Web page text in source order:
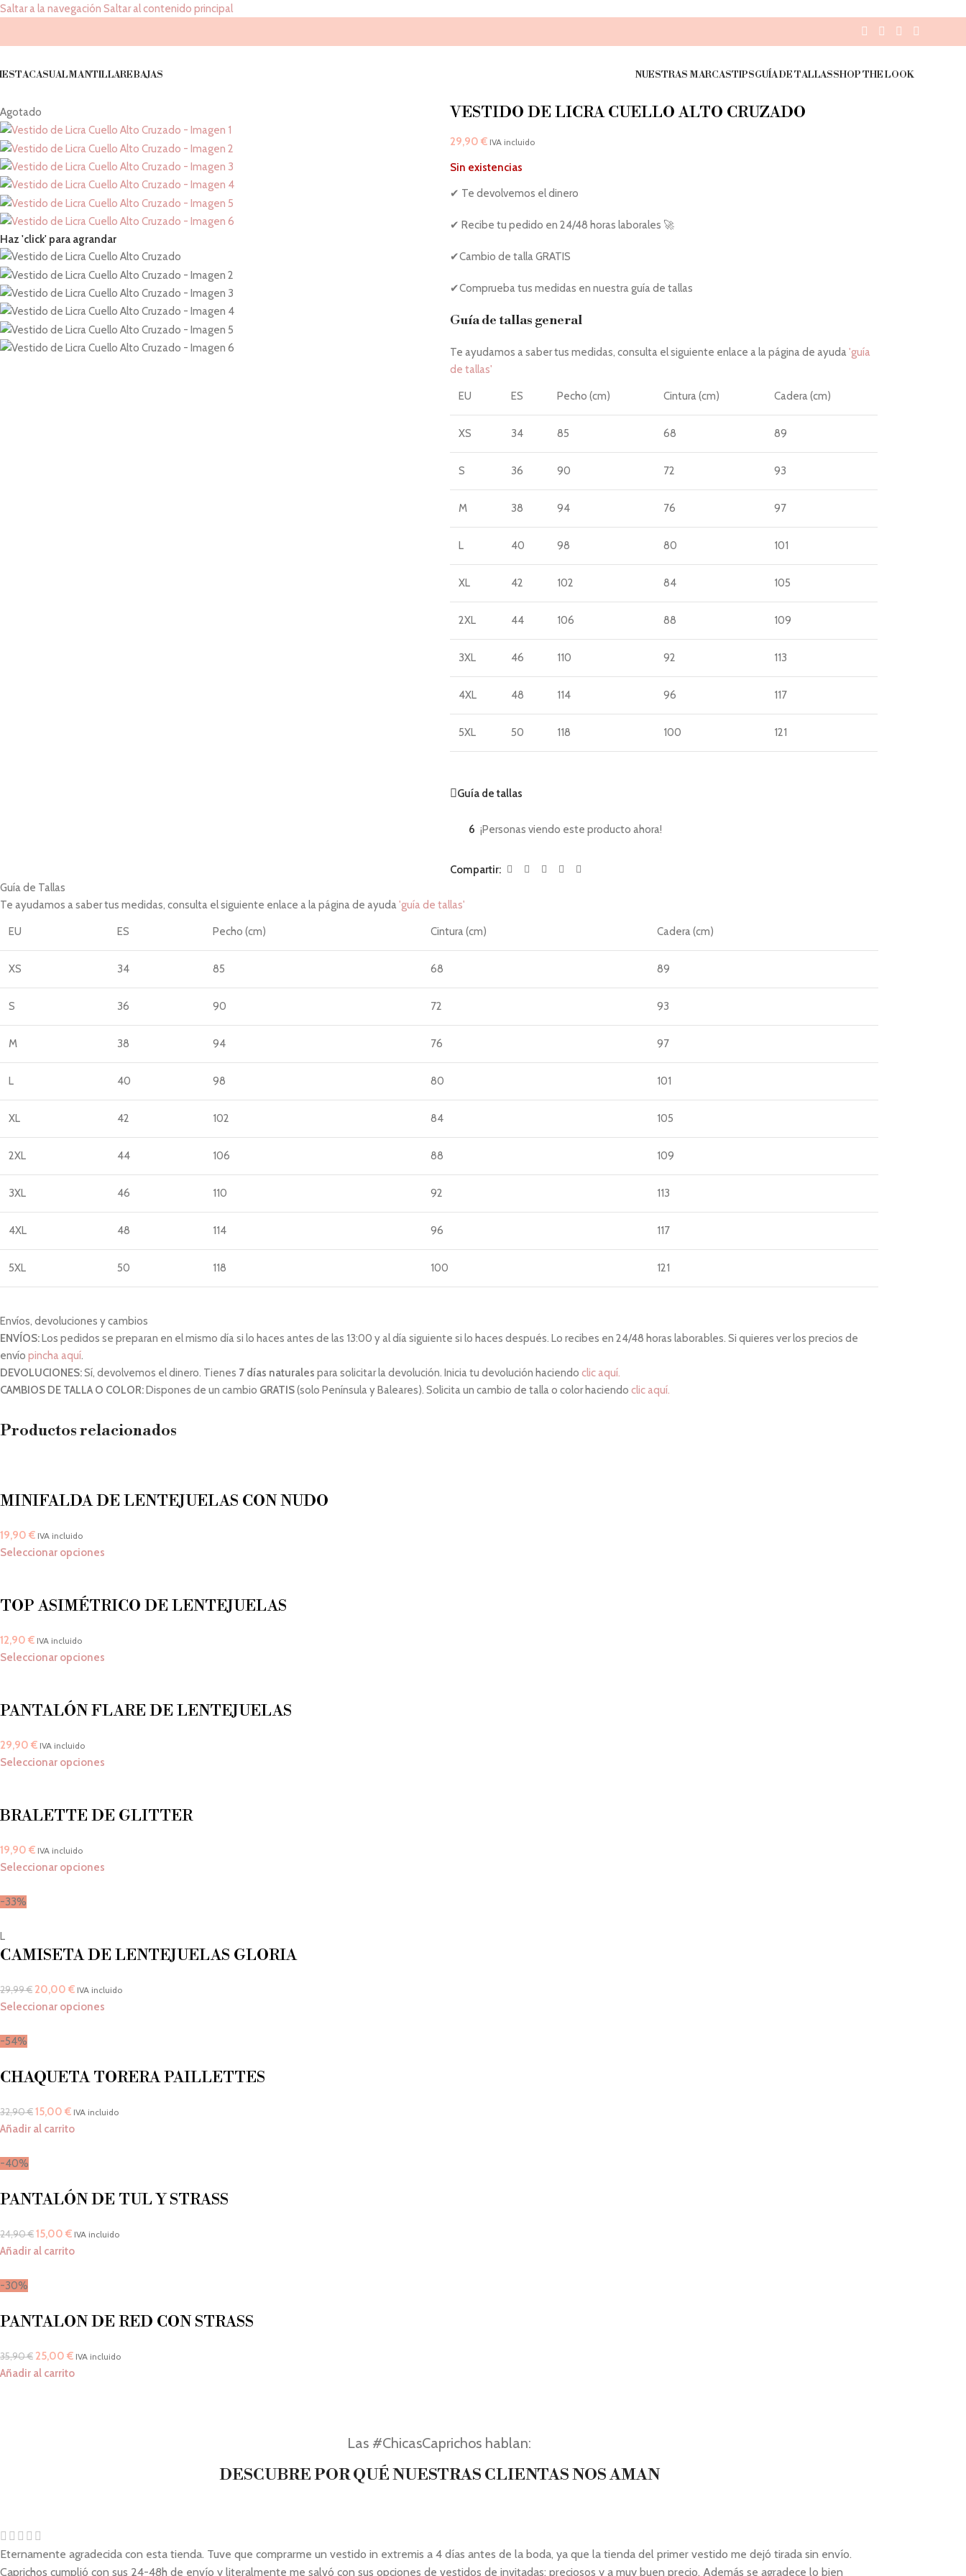
Saltar a la navegación Saltar al contenido principal
CASUALMANTILLAREBAJAS NUESTRAS MARCASTIPSGUÍA DE TALLASSHOP THE LOOK
Agotado
Haz 'click' para agrandar
VESTIDO DE LICRA CUELLO ALTO CRUZADO
29,90 € IVA incluido
Sin existencias
✔ Te devolvemos el dinero
✔ Recibe tu pedido en 24/48 horas laborales 🚀
✔Cambio de talla GRATIS
✔Comprueba tus medidas en nuestra guía de tallas
Guía de tallas general
Te ayudamos a saber tus medidas, consulta el siguiente enlace a la página de ayuda'guía
de tallas'
EU ES Pecho (cm) Cintura (cm) Cadera (cm)
XS 34 85 68 89
S 36 90 72 93
M 38 94 76 97
L 40 98 80 101
XL 42 102 84 105
2XL 44 106 88 109
3XL 46 110 92 113
4XL 48 114 96 117
5XL 50 118 100 121
Guía de tallas
6 ¡Personas viendo este producto ahora!
Compartir:
Guía de Tallas
Te ayudamos a saber tus medidas, consulta el siguiente enlace a la página de ayuda'guía de tallas'
EU ES Pecho (cm) Cintura (cm) Cadera (cm)
XS 34 85 68 89
S 36 90 72 93
M 38 94 76 97
L 40 98 80 101
XL 42 102 84 105
2XL 44 106 88 109
3XL 46 110 92 113
4XL 48 114 96 117
5XL 50 118 100 121
Envíos, devoluciones y cambios
ENVÍOS:Los pedidos se preparan en el mismo día si lo haces antes de las 13:00 y al día siguiente si lo haces después. Lo recibes en 24/48 horas laborables. Si quieres ver los precios de
envío pincha aquí.
DEVOLUCIONES:Sí, devolvemos el dinero. Tienes 7 días naturales para solicitar la devolución. Inicia tu devolución haciendo clic aquí.
CAMBIOS DE TALLA O COLOR:Dispones de un cambio GRATIS(solo Península y Baleares). Solicita un cambio de talla o color haciendo clic aquí.
Productos relacionados
MINIFALDA DE LENTEJUELAS CON NUDO
19,90 € IVA incluido
Seleccionar opciones
TOP ASIMÉTRICO DE LENTEJUELAS
12,90 € IVA incluido
Seleccionar opciones
PANTALÓN FLARE DE LENTEJUELAS
29,90 € IVA incluido
Seleccionar opciones
BRALETTE DE GLITTER
19,90 € IVA incluido
Seleccionar opciones
-33%
L
CAMISETA DE LENTEJUELAS GLORIA
29,99€ 20,00 € IVA incluido
Seleccionar opciones
-54%
CHAQUETA TORERA PAILLETTES
32,90€15,00 € IVA incluido
Añadir al carrito
-40%
PANTALÓN DE TUL Y STRASS
24,90€15,00 € IVA incluido
Añadir al carrito
-30%
PANTALON DE RED CON STRASS
35,90€ 25,00 € IVA incluido
Añadir al carrito
Las #ChicasCaprichos hablan:
DESCUBRE POR QUÉ NUESTRAS CLIENTAS NOS AMAN
Eternamente agradecida con esta tienda. Tuve que comprarme un vestido in extremis a 4 días antes de la boda, ya que la tienda del primer vestido me dejó tirada sin envío.
Caprichos cumplió con sus 24-48h de envío y literalmente me salvó con sus opciones de vestidos de invitadas: preciosos y a muy buen precio. Además se agradece lo bien